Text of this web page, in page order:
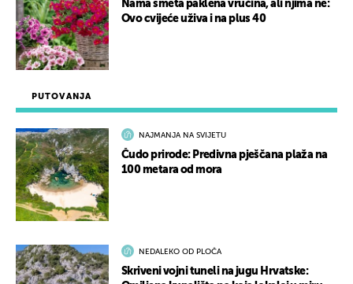
PUTOVANJA
NAJMANJA NA SVIJETU
Čudo prirode: Predivna pješčana plaža na
100 metara od mora
NEDALEKO OD PLOČA
Skriveni vojni tuneli na jugu Hrvatske:
Nama smeta paklena vrućina, ali njima ne:
Ovo cvijeće uživa i na plus 40